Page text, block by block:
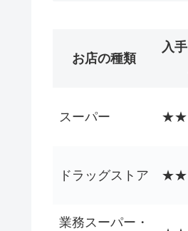
お店の種類
入
スーパー
ドラッグストア
業務スーパー・